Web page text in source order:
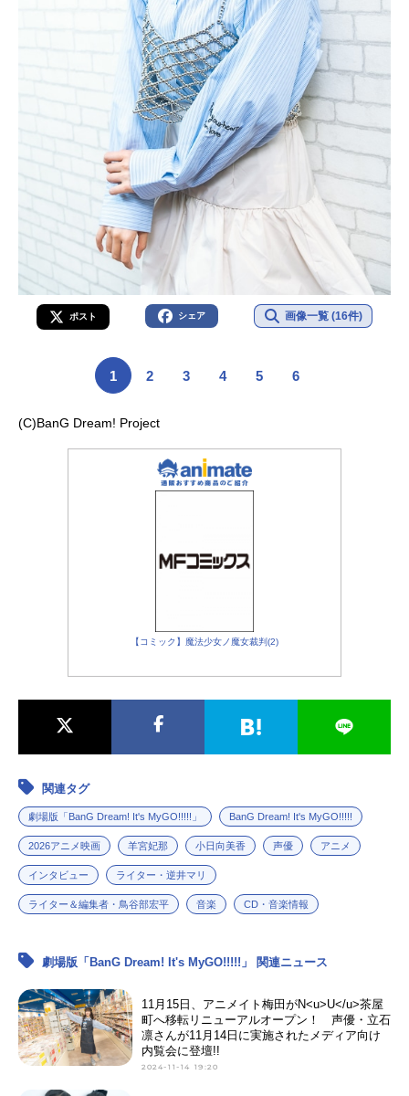
ポスト シェア 画像一覧 (16件)
1 2 3 4 5 6
(C)BanG Dream! Project
【コミック】魔法少女ノ魔女裁判(2)
関連タグ
劇場版「BanG Dream! It's MyGO!!!!!」 BanG Dream! It's MyGO!!!!!
2026アニメ映画 羊宮妃那 小日向美香 声優 アニメ
インタビュー ライター・逆井マリ
ライター＆編集者・鳥谷部宏平 音楽 CD・音楽情報
劇場版「BanG Dream! It's MyGO!!!!!」 関連ニュース
11月15日、アニメイト梅田がN<u>U</u>茶屋
町へ移転リニューアルオープン！ 声優・立石
凛さんが11月14日に実施されたメディア向け
内覧会に登壇!!
2024-11-14 19:20